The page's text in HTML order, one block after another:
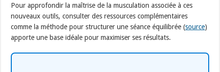
Pour approfondir la maîtrise de la musculation associée à ces
nouveaux outils, consulter des ressources complémentaires
comme la méthode pour structurer une séance équilibrée (source)
apporte une base idéale pour maximiser ses résultats.